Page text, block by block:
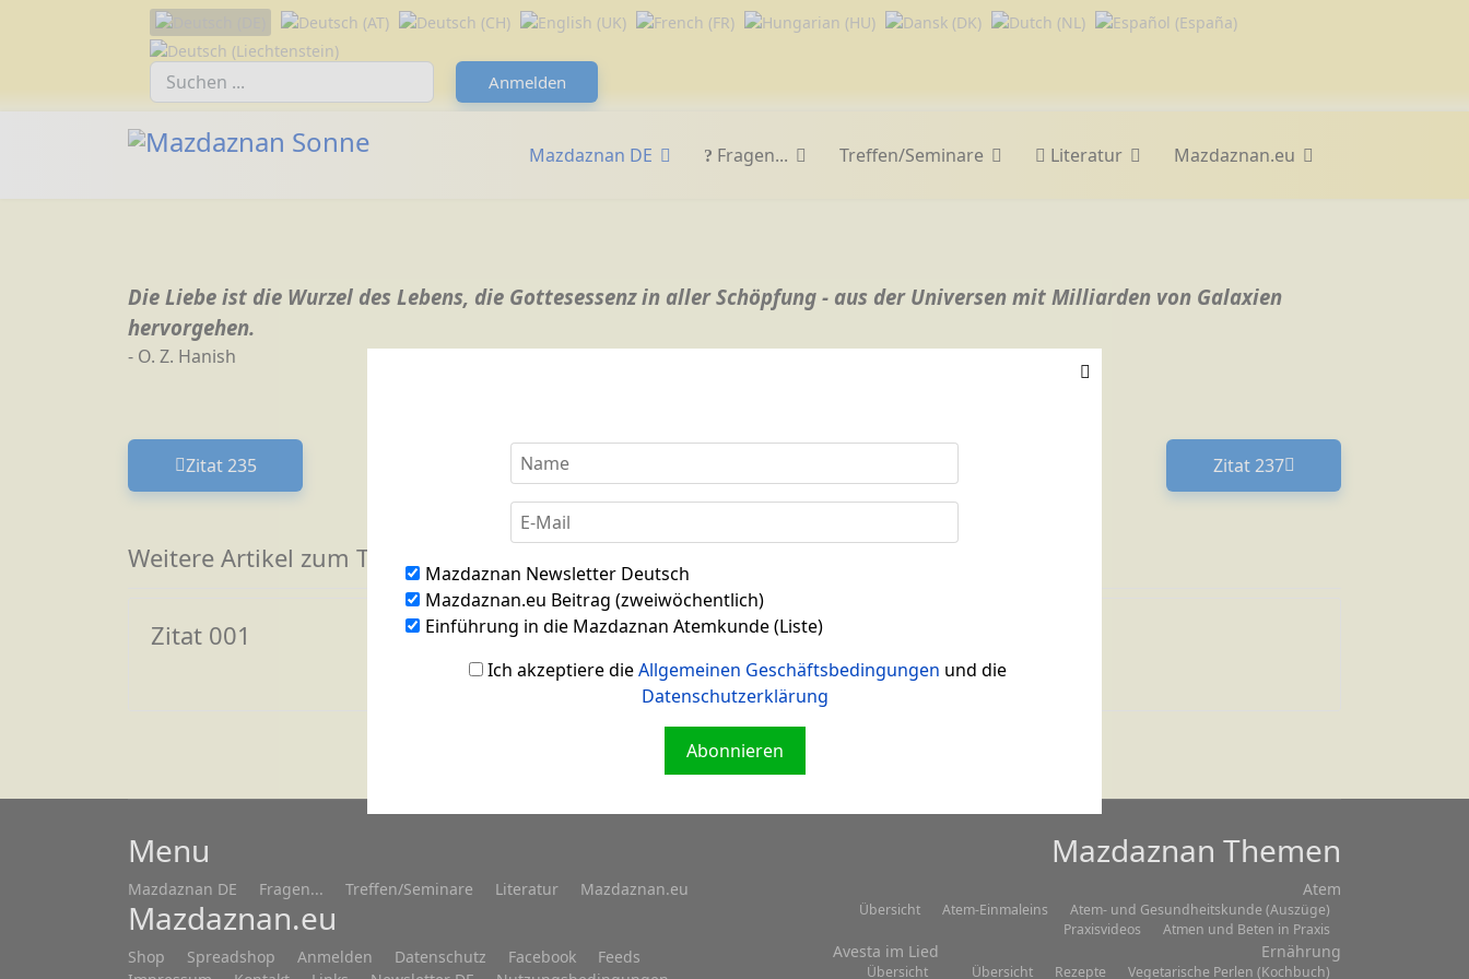
Mazdaznan Newsletter Deutsch
Mazdaznan.eu Beitrag (zweiwöchentlich)
Einführung in die Mazdaznan Atemkunde (Liste)
Ich akzeptiere dieAllgemeinen Geschäftsbedingungen und die
Datenschutzerklärung
Abonnieren
Sprache auswählen
Suchfeld
Anmelden
Mazdaznan DE Fragen... Treffen/Seminare Literatur Mazdaznan.eu
Die Liebe ist die Wurzel des Lebens, die Gottesessenz in aller Schöpfung - aus der Universen mit Milliarden von Galaxien
hervorgehen.
- O. Z. Hanish
Vorheriger Beitrag: Zitat 235
Zitat 235 Nächster Beitrag: Zitat
Zitat 237
Weitere Artikel zum Thema
Zitat 001 Zitat 002
Menu
Mazdaznan DE Fragen... Treffen/Seminare Literatur Mazdaznan.eu
Mazdaznan.eu
Shop Spreadshop Anmelden Datenschutz Facebook
Feeds
Mazdaznan Themen
Atem
Übersicht Atem-Einmaleins
Atem- und Gesundheitskunde (Auszüge)
Praxisvideos
Atmen und Beten in Praxis
Avesta im Lied
Übersicht
Ernährung
Übersicht Rezepte Vegetarische Perlen (Kochbuch)